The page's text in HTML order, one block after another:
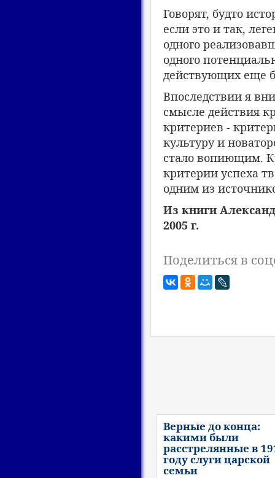
Говорят, будто
если это и так,
одного
одного
действующих еще
Впоследствии я
смысле действия
критериев -
культуру и
стало вопиющим.
критерии успеха
одним из
Из книги
2005 г.
Поделиться в
Верные до конца:
какими были
расстрелянные в
году слуги царской
семьи